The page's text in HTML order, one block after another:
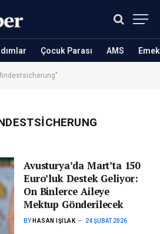
Çocuk Parası AMS
Avusturya’da Mart’ta 150
Euro’luk Destek Geliyor:
On Binlerce Aileye
Mektup Gönderilecek
BY HASAN IŞILAK 24 ŞUBAT 2026